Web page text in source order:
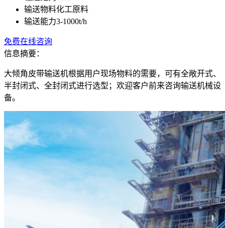
输送物料化工原料
输送能力3-1000t/h
免费在线咨询
信息摘要：
大倾角皮带输送机根据用户现场物料的需要，可有全敞开式、
半封闭式、全封闭式进行选型；欢迎客户前来咨询输送机械设
备。